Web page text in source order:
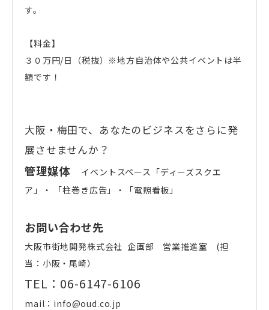
す。
【料金】
３０万円/日（税抜）※地方自治体や公共イベントは半
額です！
大阪・梅田で、あなたのビジネスをさらに発
展させませんか？
管理媒体
イベントスペース「ディーズスクエ
ア」・ 「柱巻き広告」・「電照看板」
お問い合わせ先
大阪市街地開発株式会社 企画部 営業推進室 (担
当：小阪・尾崎）
TEL：06-6147-6106
mail：info@oud.co.jp